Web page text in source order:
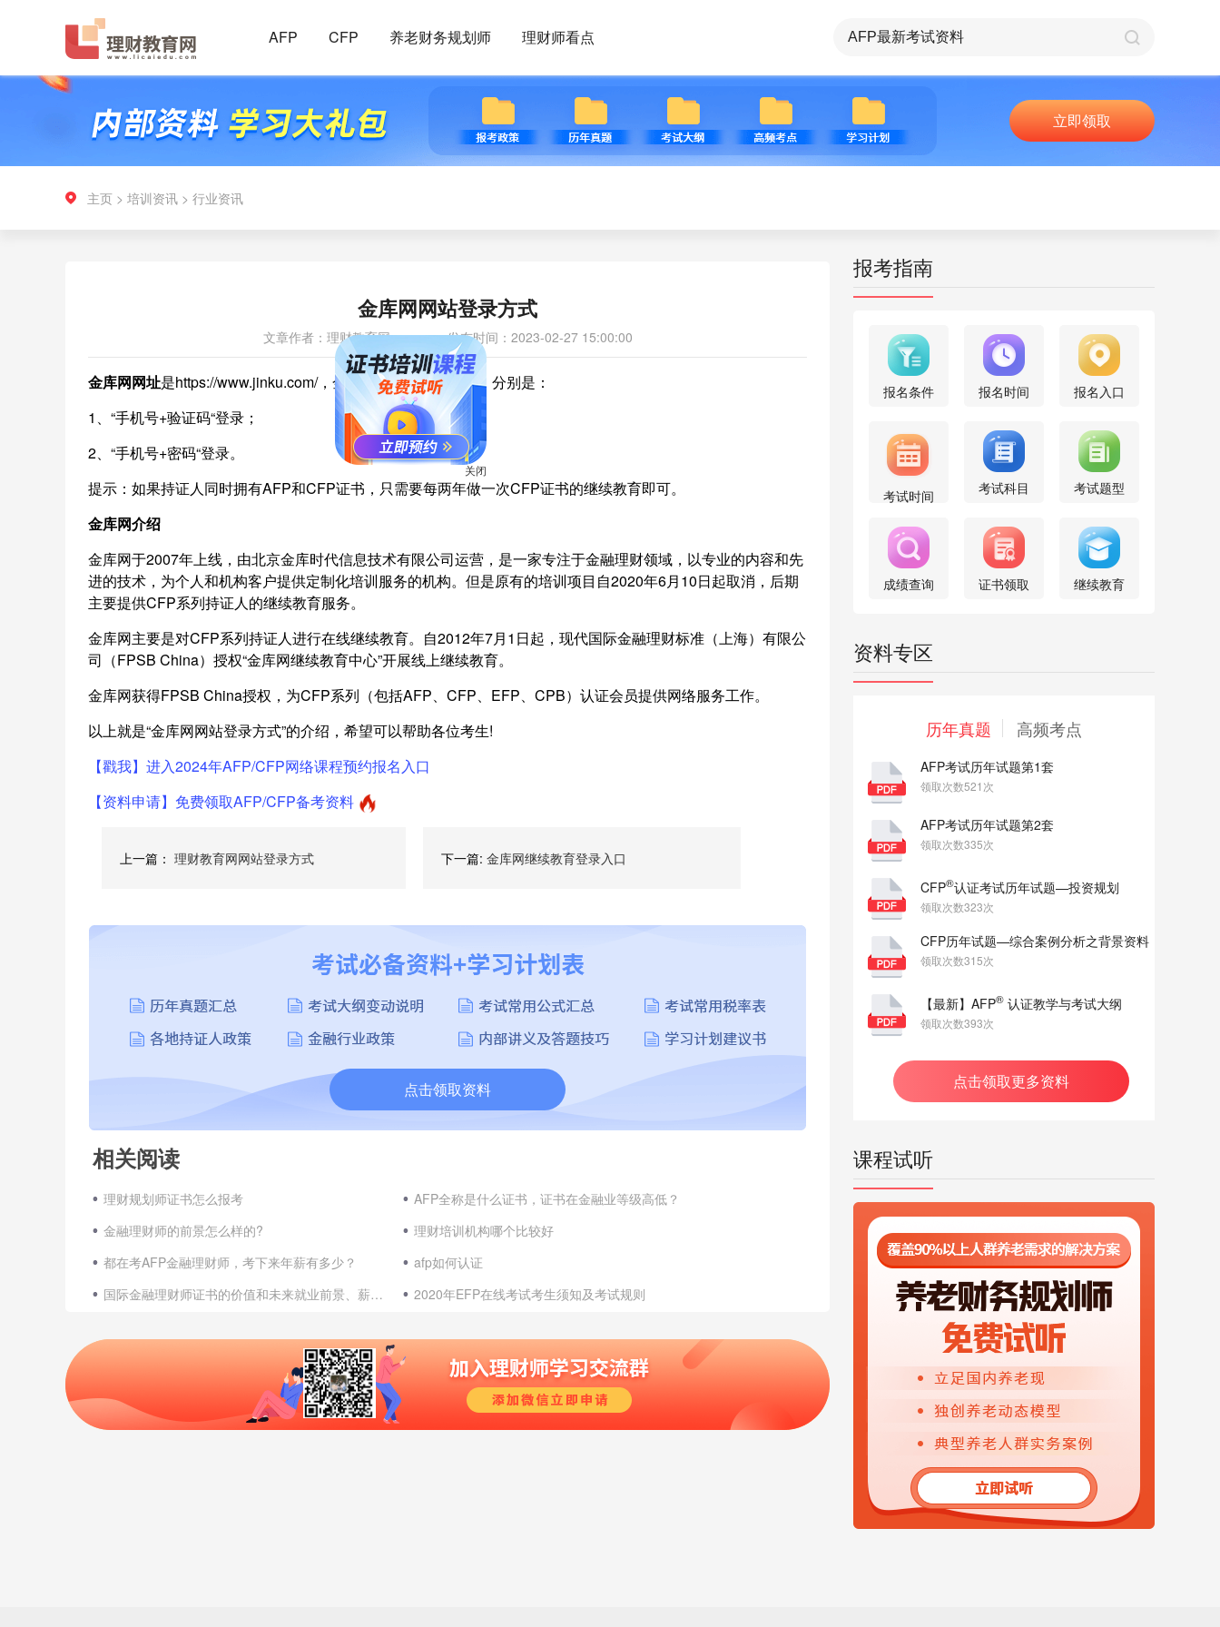
AFP CFP 养老财务规划师 理财师看点
立即领取
主页 > 培训资讯 > 行业资讯
金库网网站登录方式
文章作者：理财教育网 发布时间：2023-02-27 15:00:00
金库网网址是https://www.jinku.com/，金库网登录方式有两种，分别是：
1、“手机号+验证码“登录；
2、“手机号+密码“登录。
提示：如果持证人同时拥有AFP和CFP证书，只需要每两年做一次CFP证书的继续教育即可。
金库网介绍
金库网于2007年上线，由北京金库时代信息技术有限公司运营，是一家专注于金融理财领域，以专业的内容和先
进的技术，为个人和机构客户提供定制化培训服务的机构。但是原有的培训项目自2020年6月10日起取消，后期
主要提供CFP系列持证人的继续教育服务。
金库网主要是对CFP系列持证人进行在线继续教育。自2012年7月1日起，现代国际金融理财标准（上海）有限公
司（FPSB China）授权“金库网继续教育中心”开展线上继续教育。
金库网获得FPSB China授权，为CFP系列（包括AFP、CFP、EFP、CPB）认证会员提供网络服务工作。
以上就是“金库网网站登录方式”的介绍，希望可以帮助各位考生!
【戳我】进入2024年AFP/CFP网络课程预约报名入口
【资料申请】免费领取AFP/CFP备考资料
上一篇： 理财教育网网站登录方式 下一篇: 金库网继续教育登录入口
点击领取资料
相关阅读
理财规划师证书怎么报考
AFP全称是什么证书，证书在金融业等级高低？
金融理财师的前景怎么样的?
理财培训机构哪个比较好
都在考AFP金融理财师，考下来年薪有多少？
afp如何认证
国际金融理财师证书的价值和未来就业前景、薪资待遇
2020年EFP在线考试考生须知及考试规则
报考指南
报名条件 报名时间 报名入口
考试时间 考试科目 考试题型
成绩查询 证书领取 继续教育
资料专区
历年真题 高频考点
AFP考试历年试题第1套
领取次数521次
AFP考试历年试题第2套
领取次数335次
CFP®认证考试历年试题—投资规划
领取次数323次
CFP历年试题—综合案例分析之背景资料
领取次数315次
【最新】AFP® 认证教学与考试大纲
领取次数393次
点击领取更多资料
课程试听
关闭